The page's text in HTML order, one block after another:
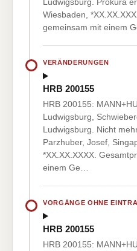
Ludwigsburg. Prokura
Wiesbaden,
gemeinsam mit einem
VERÄNDERUNGEN
HRB 200155
HRB 200155:
Ludwigsburg,
Ludwigsburg. Nicht
Parzhuber, Josef,
*XX.XX.XXXX.
einem Ge…
VORGÄNGE OHNE
HRB 200155
HRB 200155: